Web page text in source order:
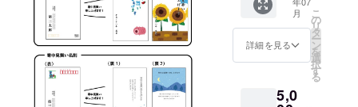
100枚
セット
を送ら
せて頂
きま
す。 名
話番
月
詳細を見る
こ
の
リ
タ
ー
ン
を
選
択
す
る
5,0